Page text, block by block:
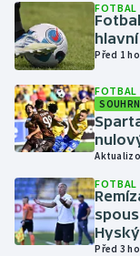
Golf
Gymnastika
Házená
Jezdectví
Judo
Krasobruslení
FOTBAL
Před 1
FOTBAL
SOUHRN
FOTBAL
Hyský
Před 3